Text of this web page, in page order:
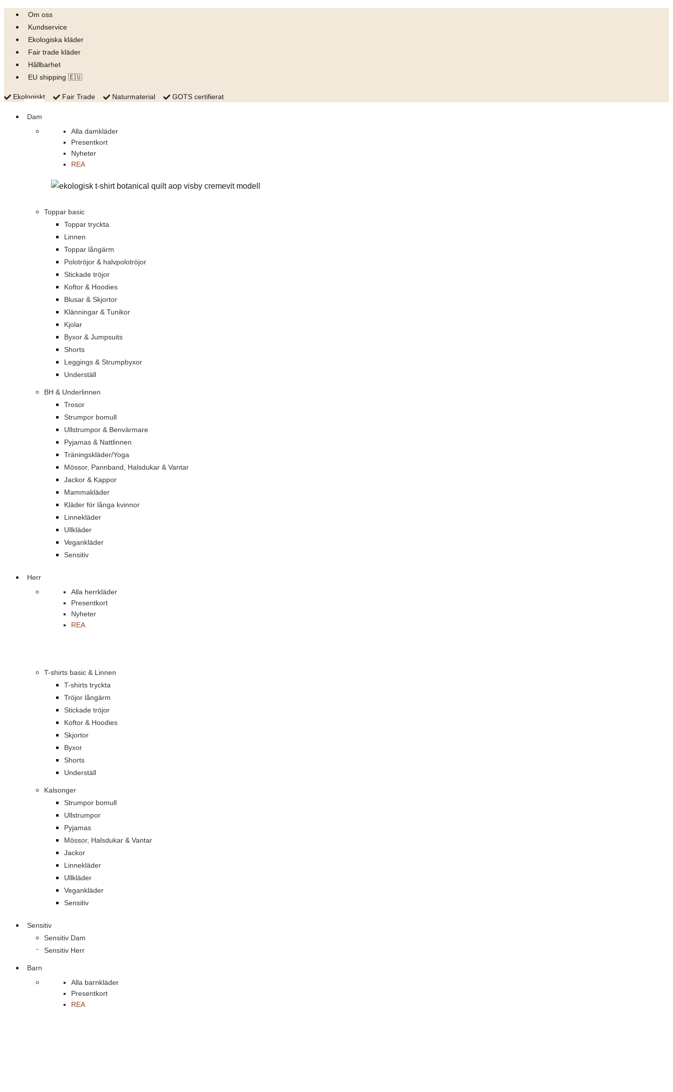
Skip
content
Om oss
Kundservice
Ekologiska kläder
Fair trade kläder
Hållbarhet
EU shipping 🇪🇺
Ekologiskt Fair Trade Naturmaterial GOTS certifierat
Dam
Alla damkläder
Presentkort
Nyheter
REA
Toppar basic
Toppar tryckta
Linnen
Toppar långärm
Polotröjor & halvpolotröjor
Stickade tröjor
Koftor & Hoodies
Blusar & Skjortor
Klänningar & Tunikor
Kjolar
Byxor & Jumpsuits
Shorts
Leggings & Strumpbyxor
Underställ
BH & Underlinnen
Trosor
Strumpor bomull
Ullstrumpor & Benvärmare
Pyjamas & Nattlinnen
Träningskläder/Yoga
Mössor, Pannband, Halsdukar & Vantar
Jackor & Kappor
Mammakläder
Kläder för långa kvinnor
Linnekläder
Ullkläder
Vegankläder
Sensitiv
Herr
Alla herrkläder
Presentkort
Nyheter
REA
T-shirts basic & Linnen
T-shirts tryckta
Tröjor långärm
Stickade tröjor
Koftor & Hoodies
Skjortor
Byxor
Shorts
Underställ
Kalsonger
Strumpor bomull
Ullstrumpor
Pyjamas
Mössor, Halsdukar & Vantar
Jackor
Linnekläder
Ullkläder
Vegankläder
Sensitiv
Sensitiv
Sensitiv Dam
Sensitiv Herr
Barn
Alla barnkläder
Presentkort
REA